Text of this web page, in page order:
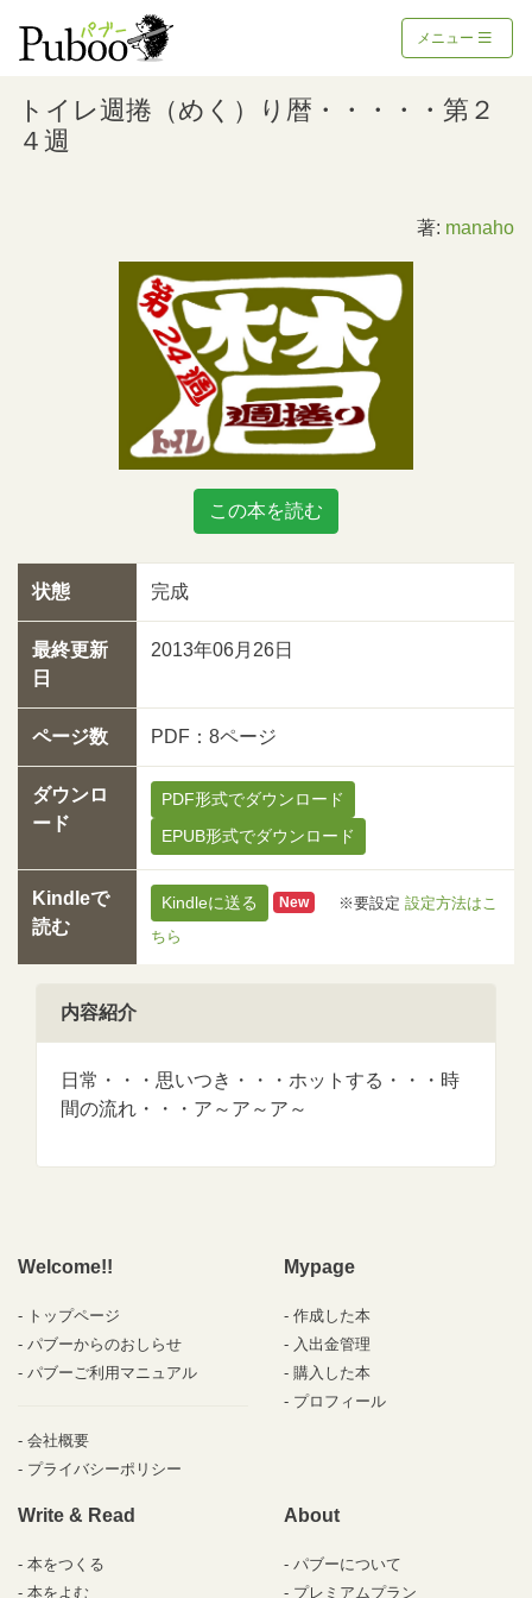
メニュー
トイレ週捲（めく）り暦・・・・・第２
４週
著: manaho
この本を読む
状態 完成
最終更新
日
2013年06月26日
ページ数 PDF：8ページ
ダウンロ
ード
PDF形式でダウンロード
EPUB形式でダウンロード
Kindleで
読む
Kindleに送る New ※要設定 設定方法はこ
ちら
内容紹介
日常・・・思いつき・・・ホットする・・・時
間の流れ・・・ア～ア～ア～
Welcome!!
トップページ
パブーからのおしらせ
パブーご利用マニュアル
会社概要
プライバシーポリシー
Mypage
作成した本
入出金管理
購入した本
プロフィール
Write & Read
本をつくる
本をよむ
About
パブーについて
プレミアムプラン